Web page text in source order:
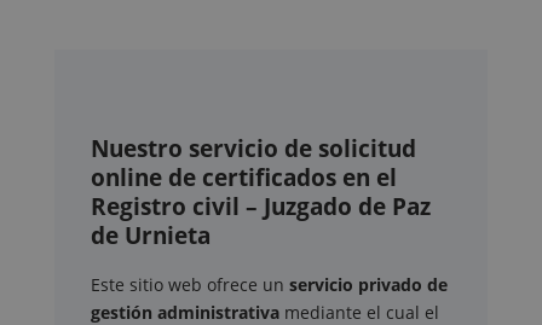
Nuestro servicio de solicitud
online de certificados en el
Registro civil – Juzgado de Paz
de Urnieta
Este sitio web ofrece un servicio privado de
gestión administrativa mediante el cual el